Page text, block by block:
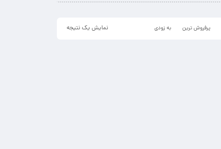
نمایش یک نتیجه پرفروش ترین به زودی